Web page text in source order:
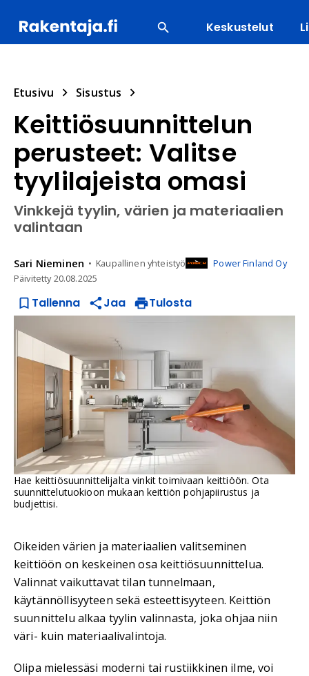
Keskustelut
Etusivu Sisustus
Keittiösuunnittelun
perusteet: Valitse
tyylilajeista omasi
Vinkkejä tyylin, värien ja materiaalien
valintaan
Sari Nieminen Kaupallinen yhteistyö
Power Finland Oy
Päivitetty20.08.2025
Tallenna Jaa Tulosta
Hae keittiösuunnittelijalta vinkit toimivaan keittiöön. Ota
suunnittelutuokioon mukaan keittiön pohjapiirustus ja
budjettisi.
Oikeiden värien ja materiaalien valitseminen
keittiöön on keskeinen osa keittiösuunnittelua.
Valinnat vaikuttavat tilan tunnelmaan,
käytännöllisyyteen sekä esteettisyyteen. Keittiön
suunnittelu alkaa tyylin valinnasta, joka ohjaa niin
väri- kuin materiaalivalintoja.
Olipa mielessäsi moderni tai rustiikkinen ilme, voi